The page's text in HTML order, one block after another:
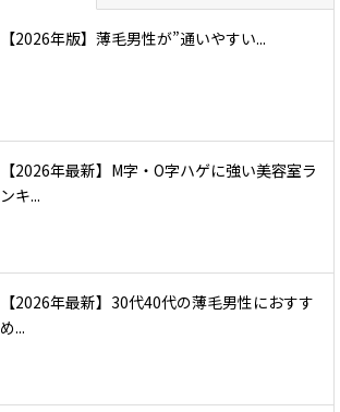
【2026年版】薄毛男性が”通いやすい...
【2026年最新】M字・O字ハゲに強い美容室ラ
ンキ...
【2026年最新】30代40代の薄毛男性におすす
め...